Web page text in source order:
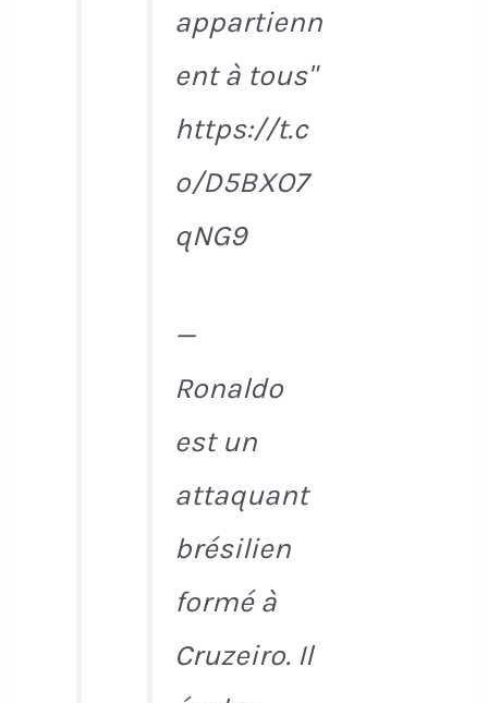
appartienn
ent à tous"
https://t.c
o/D5BXO7
qNG9
—
Ronaldo
est un
attaquant
brésilien
formé à
Cruzeiro. Il